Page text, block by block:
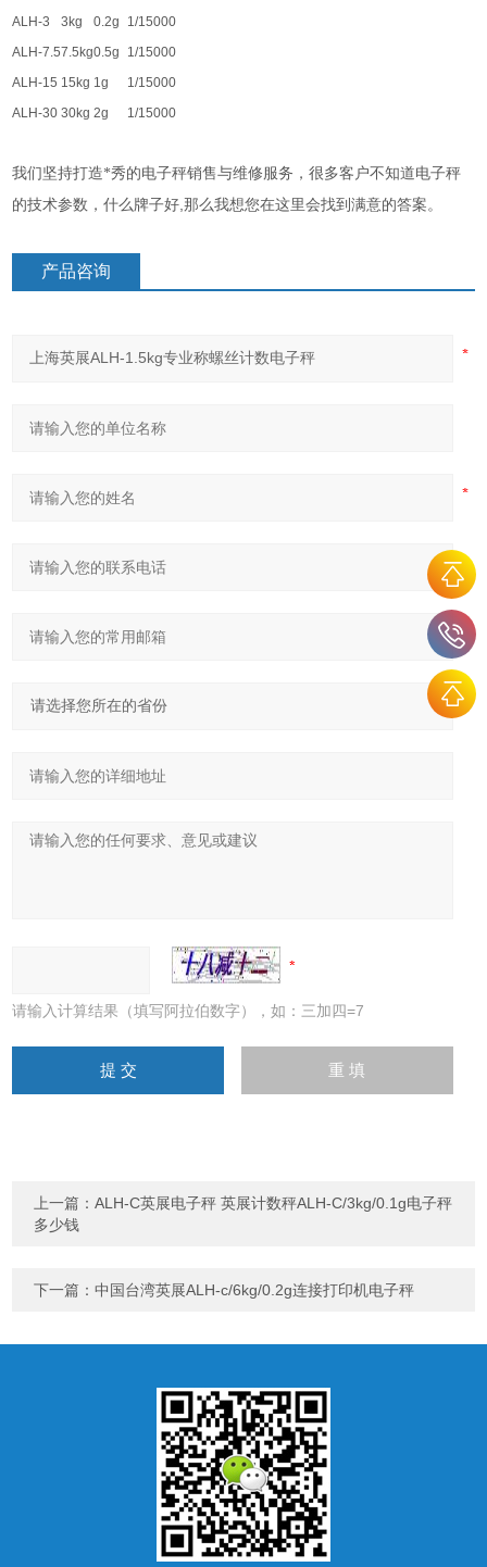
ALH-3
3kg 0.2g
1/15000
ALH-7.57.5kg0.5g
1/15000
ALH-15 15kg 1g
1/15000
ALH-30 30kg 2g 1/15000
我们坚持打造*秀的电子秤销售与维修服务，很多客户不知道电子秤
的技术参数，什么牌子好 ,那么我想您在这里会找到满意的答案。
产品咨询
请输入计算结果（填写阿拉伯数字），如：三加四=7
上一篇：ALH-C英展电子秤 英展计数秤ALH-C/3kg/0.1g电子秤
多少钱
下一篇：中国台湾英展ALH-c/6kg/0.2g连接打印机电子秤